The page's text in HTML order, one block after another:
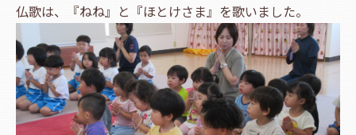
仏歌は、『ねね』と『ほとけさま』を歌いました。